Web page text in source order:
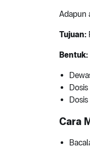
Adapun
Tujuan:
Bentuk:
Cara